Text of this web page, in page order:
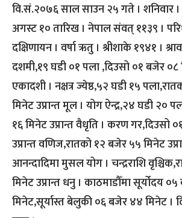
वि.सं.२०७६ साल साउन २५ गते । शनिवार
अगस्ट १० तारिख । नेपाल संवत् ११३९ ।
दक्षिणायन । वर्षा ऋतु । श्रीशाके १९४१ ।
दशमी,१९ घडी ०१ पला ,दिउसो ०१ बजेर ०८
एकादशी । नक्षत्र ज्येष्ठ,५२ घडी १५
मिनेट उप्रान्त मूल । योग ऐन्द्र,२४ घडी २०
१६ मिनेट उप्रान्त वैधृति । करण गर,दिउसो
उप्रान्त वणिज,रातको १२ बजेर ५५ मिनेट
आनन्दादिमा मुसल योग । चन्द्रराशि
मिनेट उप्रान्त धनु । काठमाडौँमा सूर्योदय
मिनेट,सूर्यास्त बेलुकी ०६ बजेर ४४ मिनेट ।